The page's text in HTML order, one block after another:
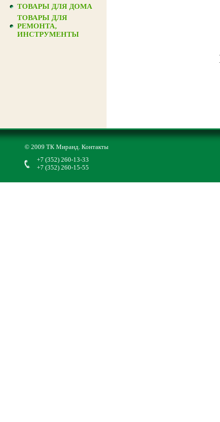
ТОВАРЫ ДЛЯ ДОМА
ТОВАРЫ ДЛЯ
РЕМОНТА,
ИНСТРУМЕНТЫ
© 2009 ТК Миранд. Контакты
+7 (352) 260-13-33
+7 (352) 260-15-55